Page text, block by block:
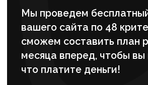
структуры и контента. Соответствие
страниц поисковым запросам и
структуре спроса напрямую влияет на
видимость сайта и качество входящего
трафика в рамках SEO поставщика
промышленного инструмента.